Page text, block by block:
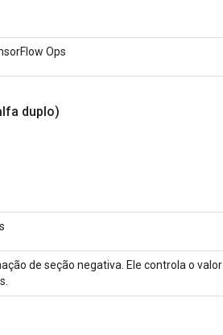
Ops
duplo)
de seção negativa. Ele controla o